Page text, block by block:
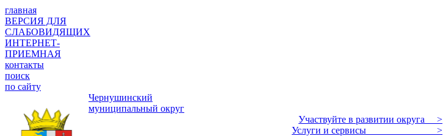
главная
ВЕРСИЯ ДЛЯ
СЛАБОВИДЯЩИХ
ИНТЕРНЕТ-
ПРИЕМНАЯ
контакты
поиск
по сайту
Чернушинский
муниципальный округ
Участвуйте в развитии округа >
Услуги и сервисы >